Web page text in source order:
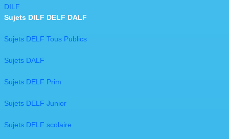
DILF
Sujets DILF DELF DALF
Sujets DELF Tous Publics
Sujets DALF
Sujets DELF Prim
Sujets DELF Junior
Sujets DELF scolaire